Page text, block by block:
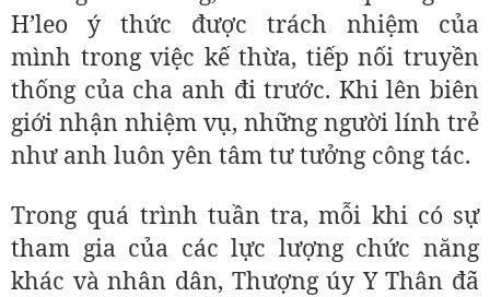
H’leo ý thức được trách nhiệm của
mình trong việc kế thừa, tiếp nối truyền
thống của cha anh đi trước. Khi lên biên
giới nhận nhiệm vụ, những người lính trẻ
như anh luôn yên tâm tư tưởng công tác.
Trong quá trình tuần tra, mỗi khi có sự
tham gia của các lực lượng chức năng
khác và nhân dân, Thượng úy Y Thân đã